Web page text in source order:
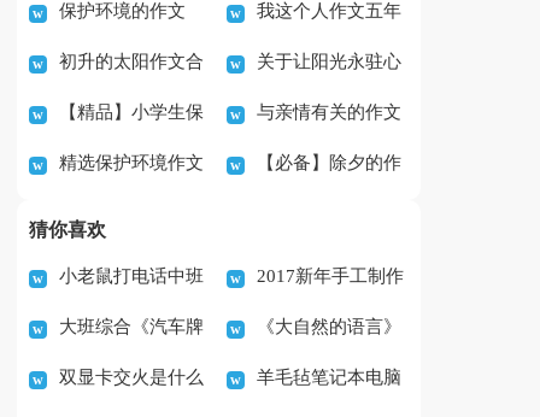
文锦集七篇 500字三篇
保护环境的作文
200字范文
我这个人作文五年
级范文
初升的太阳作文合
集15篇
关于让阳光永驻心
中的作文
【精品】小学生保
护环境的作文400字4
篇
与亲情有关的作文
600字
精选保护环境作文 【必备】除夕的作
猜你喜欢
小老鼠打电话中班
音乐游戏教案
2017新年手工制作
火烈鸟装饰DIY教程
大班综合《汽车牌
照》教案
《大自然的语言》
优质课教案设计
双显卡交火是什么 羊毛毡笔记本电脑